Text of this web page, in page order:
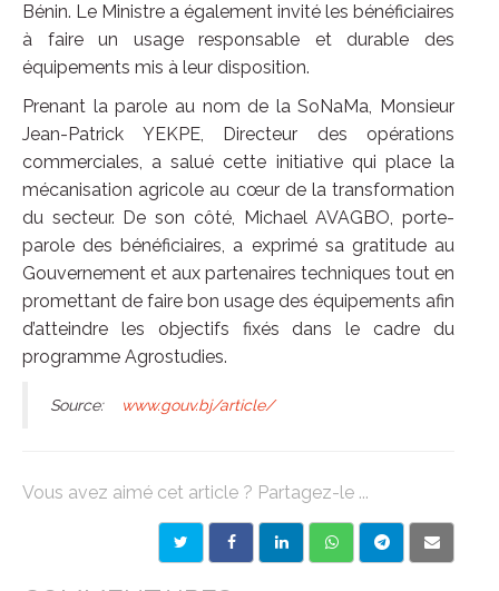
Bénin. Le Ministre a également invité les bénéficiaires
à faire un usage responsable et durable des
équipements mis à leur disposition.
Prenant la parole au nom de la SoNaMa, Monsieur
Jean-Patrick YEKPE, Directeur des opérations
commerciales, a salué cette initiative qui place la
mécanisation agricole au cœur de la transformation
du secteur. De son côté, Michael AVAGBO, porte-
parole des bénéficiaires, a exprimé sa gratitude au
Gouvernement et aux partenaires techniques tout en
promettant de faire bon usage des équipements afin
d’atteindre les objectifs fixés dans le cadre du
programme Agrostudies.
Source: www.gouv.bj/article/
Vous avez aimé cet article ? Partagez-le ...